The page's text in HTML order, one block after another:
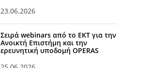
23.06.2026
Σειρά webinars από το ΕΚΤ για την
Ανοικτή Επιστήμη και την
ερευνητική υποδομή OPERAS